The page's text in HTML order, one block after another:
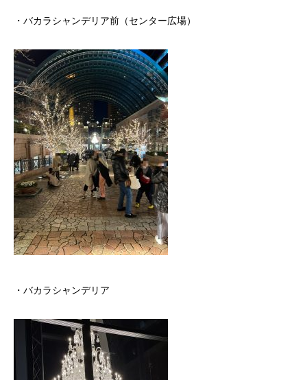
・バカラシャンデリア前（センター広場）
・バカラシャンデリア